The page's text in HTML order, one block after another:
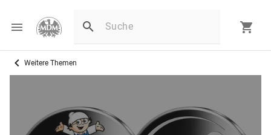
Weitere Themen